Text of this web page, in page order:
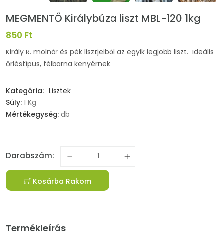
MEGMENTŐ Királybúza liszt MBL-120 1kg
850 Ft
Király R. molnár és pék lisztjeiből az egyik legjobb liszt. Ideális
őrléstípus, félbarna kenyérnek
Kategória: Lisztek
Súly: 1 Kg
Mértékegység: db
Darabszám:
Kosárba Rakom
Termékleírás